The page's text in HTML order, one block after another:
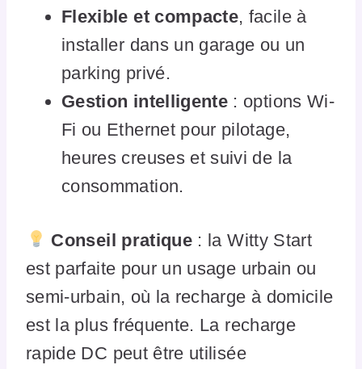
Flexible et compacte, facile à
installer dans un garage ou un
parking privé.
Gestion intelligente : options Wi-
Fi ou Ethernet pour pilotage,
heures creuses et suivi de la
consommation.
Conseil pratique : la Witty Start
est parfaite pour un usage urbain ou
semi-urbain, où la recharge à domicile
est la plus fréquente. La recharge
rapide DC peut être utilisée